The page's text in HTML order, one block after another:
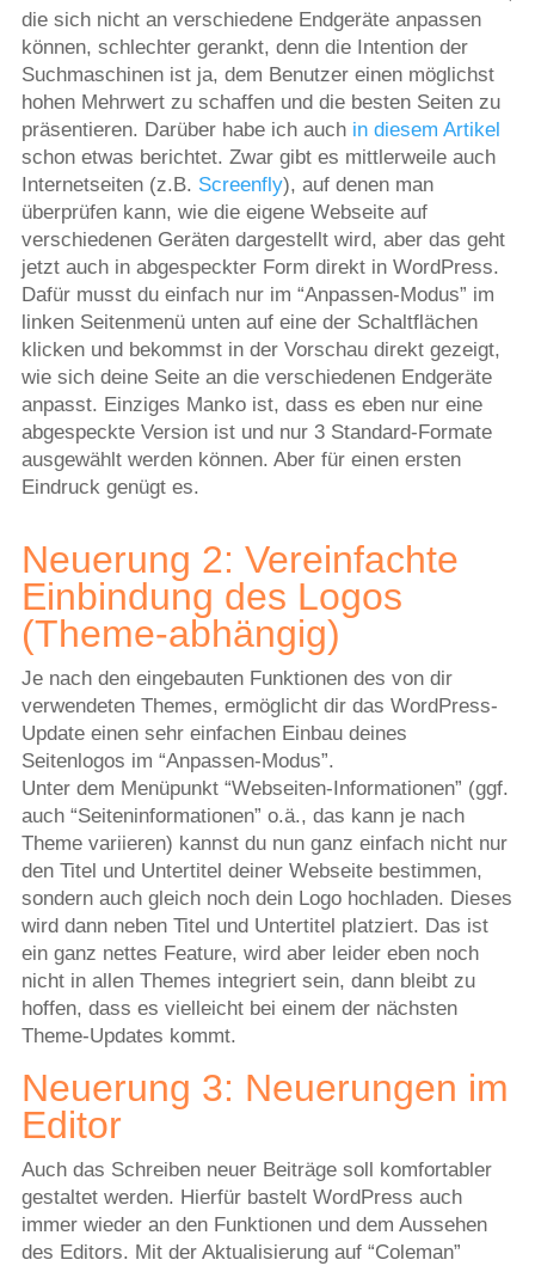
die sich nicht an verschiedene Endgeräte anpassen
können, schlechter gerankt, denn die Intention der
Suchmaschinen ist ja, dem Benutzer einen möglichst
hohen Mehrwert zu schaffen und die besten Seiten zu
präsentieren. Darüber habe ich auch in diesem Artikel
schon etwas berichtet. Zwar gibt es mittlerweile auch
Internetseiten (z.B. Screenfly), auf denen man
überprüfen kann, wie die eigene Webseite auf
verschiedenen Geräten dargestellt wird, aber das geht
jetzt auch in abgespeckter Form direkt in WordPress.
Dafür musst du einfach nur im “Anpassen-Modus” im
linken Seitenmenü unten auf eine der Schaltflächen
klicken und bekommst in der Vorschau direkt gezeigt,
wie sich deine Seite an die verschiedenen Endgeräte
anpasst. Einziges Manko ist, dass es eben nur eine
abgespeckte Version ist und nur 3 Standard-Formate
ausgewählt werden können. Aber für einen ersten
Eindruck genügt es.
Neuerung 2: Vereinfachte
Einbindung des Logos
(Theme-abhängig)
Je nach den eingebauten Funktionen des von dir
verwendeten Themes, ermöglicht dir das WordPress-
Update einen sehr einfachen Einbau deines
Seitenlogos im “Anpassen-Modus”.
Unter dem Menüpunkt “Webseiten-Informationen” (ggf.
auch “Seiteninformationen” o.ä., das kann je nach
Theme variieren) kannst du nun ganz einfach nicht nur
den Titel und Untertitel deiner Webseite bestimmen,
sondern auch gleich noch dein Logo hochladen. Dieses
wird dann neben Titel und Untertitel platziert. Das ist
ein ganz nettes Feature, wird aber leider eben noch
nicht in allen Themes integriert sein, dann bleibt zu
hoffen, dass es vielleicht bei einem der nächsten
Theme-Updates kommt.
Neuerung 3: Neuerungen im
Editor
Auch das Schreiben neuer Beiträge soll komfortabler
gestaltet werden. Hierfür bastelt WordPress auch
immer wieder an den Funktionen und dem Aussehen
des Editors. Mit der Aktualisierung auf “Coleman”